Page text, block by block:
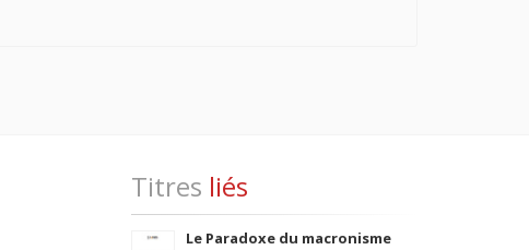
Titres liés
Le Paradoxe du macronisme